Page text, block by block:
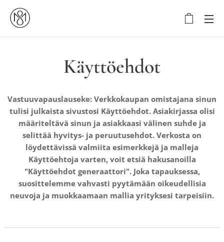
Käyttöehdot
Vastuuvapauslauseke: Verkkokaupan omistajana sinun
tulisi julkaista sivustosi Käyttöehdot. Asiakirjassa olisi
määriteltävä sinun ja asiakkaasi välinen suhde ja
selittää hyvitys- ja peruutusehdot. Verkosta on
löydettävissä valmiita esimerkkejä ja malleja
Käyttöehtoja varten, voit etsiä hakusanoilla
"Käyttöehdot generaattori". Joka tapauksessa,
suosittelemme vahvasti pyytämään oikeudellisia
neuvoja ja muokkaamaan mallia yrityksesi tarpeisiin.